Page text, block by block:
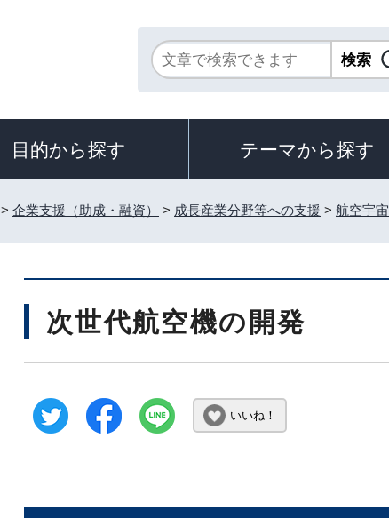
目的から探す テーマから探す
> 企業支援（助成・融資） > 成長産業分野等への支援 > 航空宇宙
次世代航空機の開発
いいね！